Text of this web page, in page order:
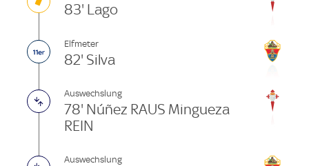
83' Lago
Elfmeter
82' Silva
Auswechslung
78' Núñez RAUS Mingueza
REIN
Auswechslung